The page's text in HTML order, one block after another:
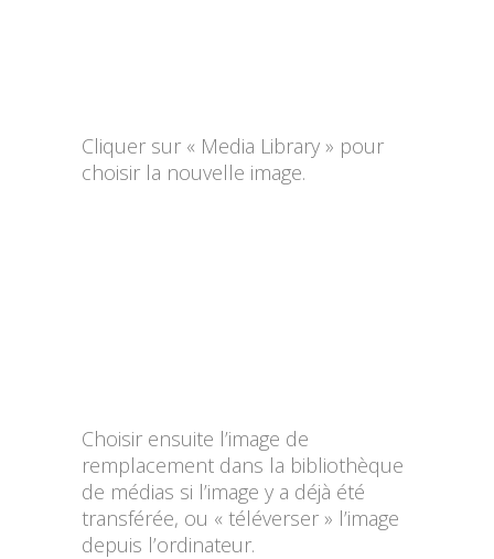
Cliquer sur « Media Library » pour
choisir la nouvelle image.
Choisir ensuite l’image de
remplacement dans la bibliothèque
de médias si l’image y a déjà été
transférée, ou « téléverser » l’image
depuis l’ordinateur.